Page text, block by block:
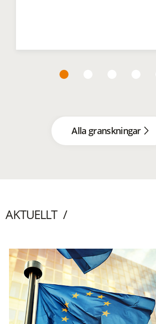
Alla granskningar
AKTUELLT